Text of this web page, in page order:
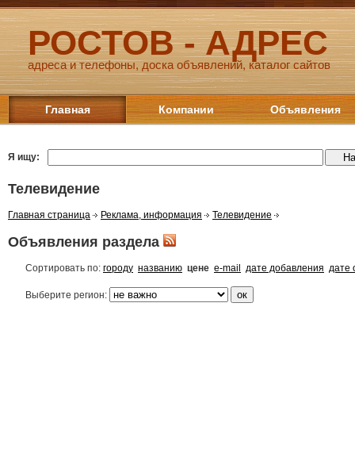
РОСТОВ - АДРЕС
адреса и телефоны, доска объявлений, каталог сайтов
Главная Компании Объявления
Я ищу:
Телевидение
Главная страница Реклама, информация Телевидение
Объявления раздела
Сортировать по: городу названию цене e-mail дате добавления дате
Выберите регион: